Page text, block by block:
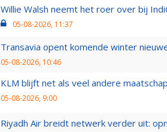
Willie Walsh neemt het roer over bij
05-08-2026, 11:37
Transavia opent komende winter
05-08-2026, 10:46
KLM blijft net als veel andere
05-08-2026, 9:00
Riyadh Air breidt netwerk verder uit: